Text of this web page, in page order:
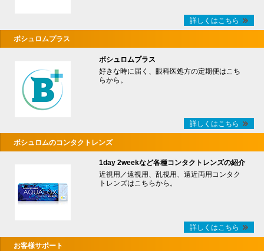
詳しくはこちら
ボシュロムプラス
ボシュロムプラス
好きな時に届く、眼科医処方の定期便はこち
らから。
詳しくはこちら
ボシュロムのコンタクトレンズ
1day 2weekなど各種コンタクトレンズの紹介
近視用／遠視用、乱視用、遠近両用コンタク
トレンズはこちらから。
詳しくはこちら
お客様サポート